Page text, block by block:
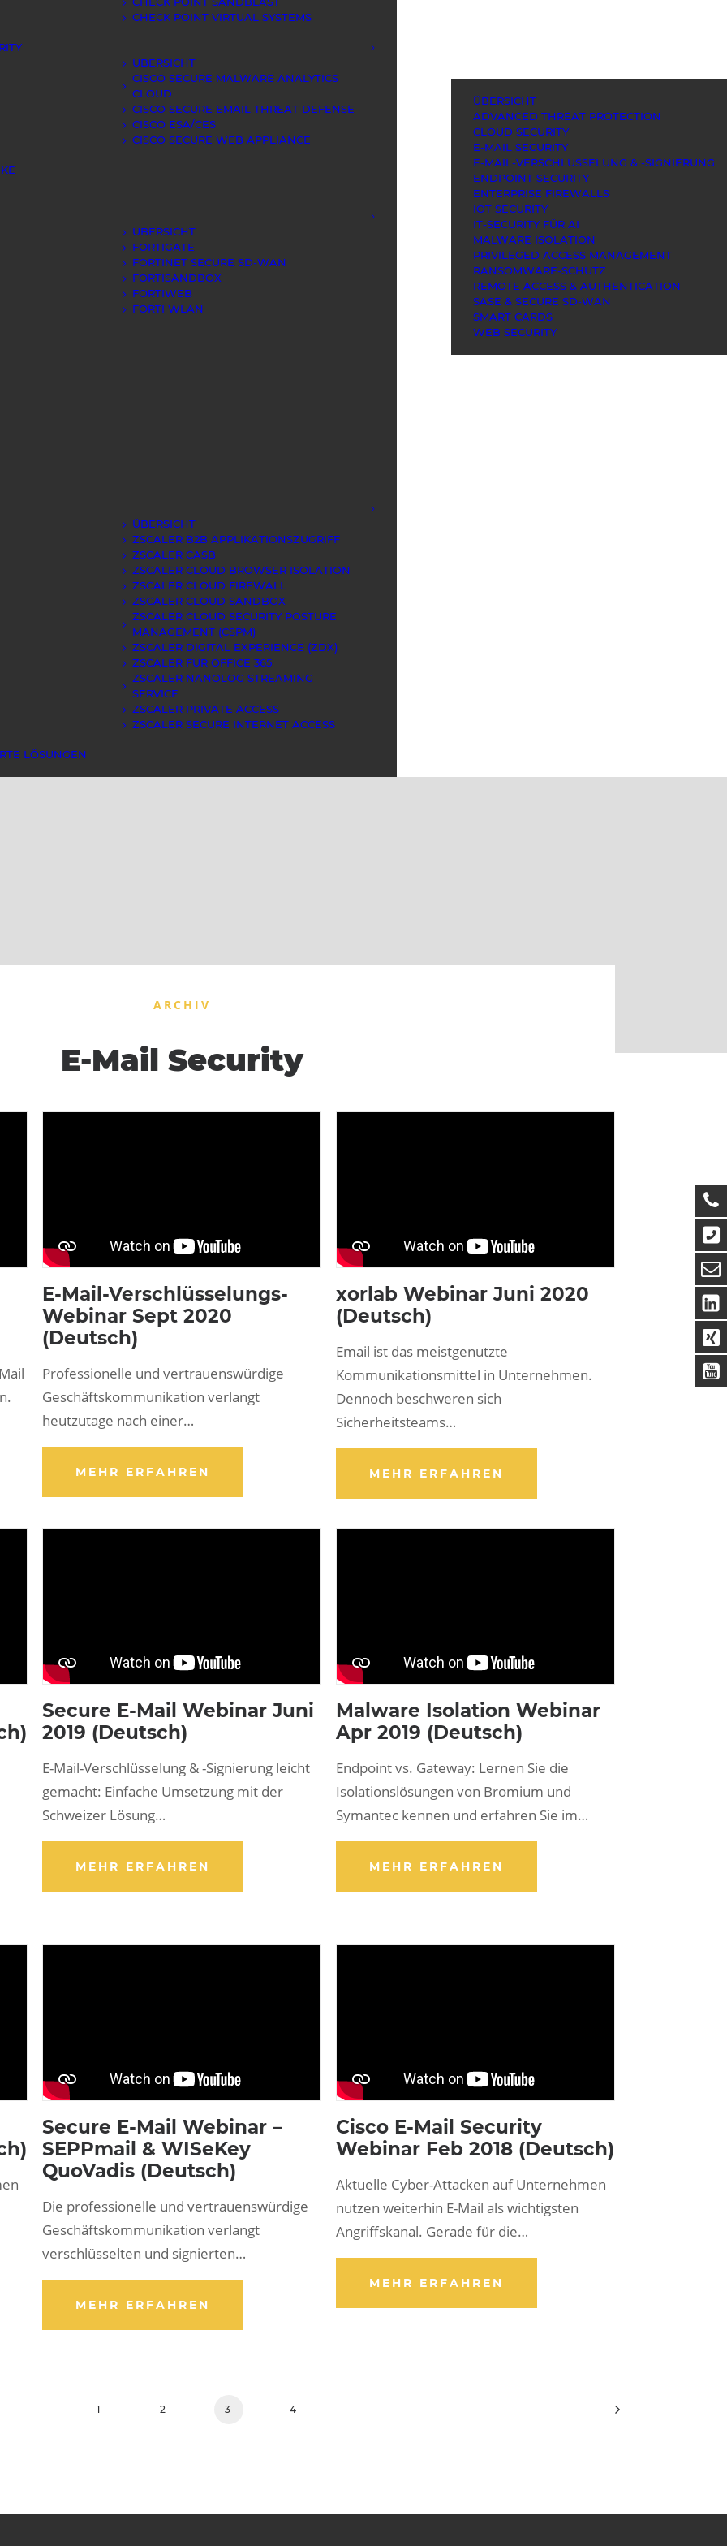
CHECK POINT VIRTUAL SYSTEMS
ÜBERSICHT
CISCO SECURE MALWARE ANALYTICS
CLOUD
CISCO SECURE EMAIL THREAT DEFENSE
CISCO ESA/CES
CISCO SECURE WEB APPLIANCE
ÜBERSICHT
FORTIGATE
FORTINET SECURE SD-WAN
FORTISANDBOX
FORTIWEB
FORTI WLAN
ÜBERSICHT
ZSCALER B2B APPLIKATIONSZUGRIFF
ZSCALER CASB
ZSCALER CLOUD BROWSER ISOLATION
ZSCALER CLOUD FIREWALL
ZSCALER CLOUD SANDBOX
ZSCALER CLOUD SECURITY POSTURE
MANAGEMENT (CSPM)
ZSCALER DIGITAL EXPERIENCE (ZDX)
ZSCALER FÜR OFFICE 365
ZSCALER NANOLOG STREAMING
SERVICE
ZSCALER PRIVATE ACCESS
ZSCALER SECURE INTERNET ACCESS
LÖSUNGEN
ÜBERSICHT
ADVANCED THREAT PROTECTION
CLOUD SECURITY
E-MAIL SECURITY
E-MAIL-VERSCHLÜSSELUNG & -SIGNIERUNG
ENDPOINT SECURITY
ENTERPRISE FIREWALLS
IOT SECURITY
IT-SECURITY FÜR AI
MALWARE ISOLATION
PRIVILEGED ACCESS MANAGEMENT
RANSOMWARE-SCHUTZ
REMOTE ACCESS & AUTHENTICATION
SASE & SECURE SD-WAN
SMART CARDS
WEB SECURITY
ARCHIV
E-Mail Security
E-Mail-Verschlüsselungs-
Webinar Sept 2020
(Deutsch)
Professionelle und vertrauenswürdige
Geschäftskommunikation verlangt
heutzutage nach einer…
MEHR ERFAHREN
xorlab Webinar Juni 2020
(Deutsch)
Email ist das meistgenutzte
Kommunikationsmittel in Unternehmen.
Dennoch beschweren sich
Sicherheitsteams…
MEHR ERFAHREN
Secure E-Mail Webinar Juni
2019 (Deutsch)
E-Mail-Verschlüsselung & -Signierung leicht
gemacht: Einfache Umsetzung mit der
Schweizer Lösung…
MEHR ERFAHREN
Malware Isolation Webinar
Apr 2019 (Deutsch)
Endpoint vs. Gateway: Lernen Sie die
Isolationslösungen von Bromium und
Symantec kennen und erfahren Sie im…
MEHR ERFAHREN
Secure E-Mail Webinar –
SEPPmail & WISeKey
QuoVadis (Deutsch)
Die professionelle und vertrauenswürdige
Geschäftskommunikation verlangt
verschlüsselten und signierten…
MEHR ERFAHREN
Cisco E-Mail Security
Webinar Feb 2018 (Deutsch)
Aktuelle Cyber-Attacken auf Unternehmen
nutzen weiterhin E-Mail als wichtigsten
Angriffskanal. Gerade für die…
MEHR ERFAHREN
1 2 3 4